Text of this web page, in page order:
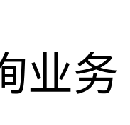
业务